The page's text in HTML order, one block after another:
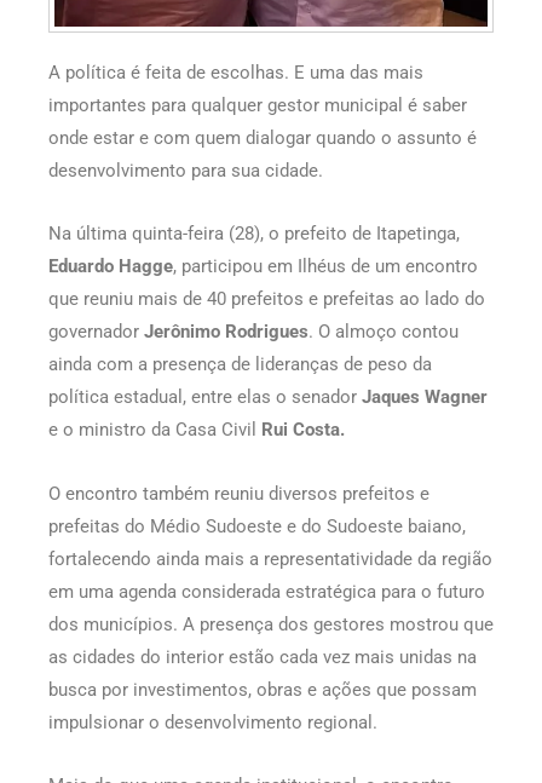
A política é feita de escolhas. E uma das mais
importantes para qualquer gestor municipal é saber
onde estar e com quem dialogar quando o assunto é
desenvolvimento para sua cidade.
Na última quinta-feira (28), o prefeito de Itapetinga,
Eduardo Hagge, participou em Ilhéus de um encontro
que reuniu mais de 40 prefeitos e prefeitas ao lado do
governador Jerônimo Rodrigues. O almoço contou
ainda com a presença de lideranças de peso da
política estadual, entre elas o senador Jaques Wagner
e o ministro da Casa Civil
Rui Costa.
O encontro também reuniu diversos prefeitos e
prefeitas do Médio Sudoeste e do Sudoeste baiano,
fortalecendo ainda mais a representatividade da região
em uma agenda considerada estratégica para o futuro
dos municípios. A presença dos gestores mostrou que
as cidades do interior estão cada vez mais unidas na
busca por investimentos, obras e ações que possam
impulsionar o desenvolvimento regional.